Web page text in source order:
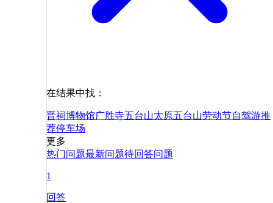
在结果中找：
晋祠博物馆广胜寺五台山太原五台山劳动节自驾游推
荐停车场
更多
热门问题最新问题待回答问题
1
回答